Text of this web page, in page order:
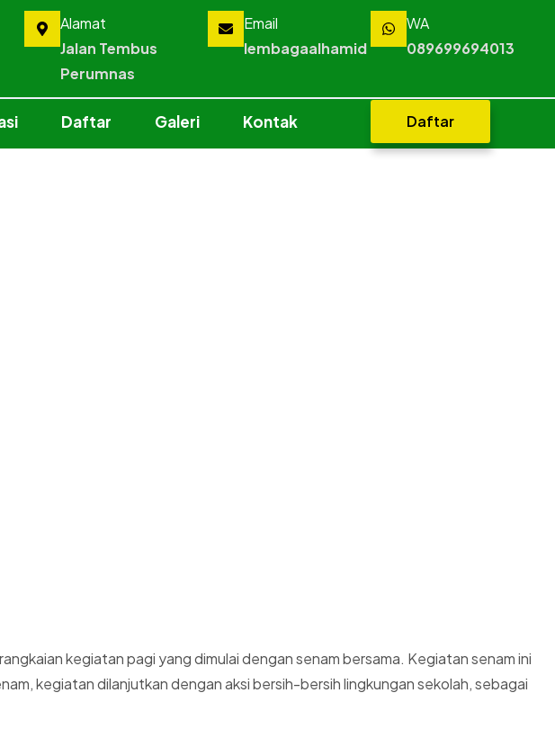
Alamat
Jalan Tembus
Perumnas
Email
lembagaalhamid
WA
089699694013
Daftar Galeri Kontak Daftar
kegiatan pagi yang dimulai dengan senam bersama. Kegiatan senam ini
kegiatan dilanjutkan dengan aksi bersih-bersih lingkungan sekolah, sebagai